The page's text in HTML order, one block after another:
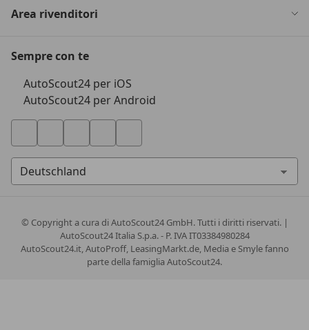
Area rivenditori
Sempre con te
AutoScout24 per iOS
AutoScout24 per Android
© Copyrighta cura di AutoScout24 GmbH. Tutti i diritti riservati. |
AutoScout24 Italia S.p.a. - P. IVA IT03384980284
AutoScout24.it, AutoProff, LeasingMarkt.de, Media e Smyle fanno
parte della famiglia AutoScout24.